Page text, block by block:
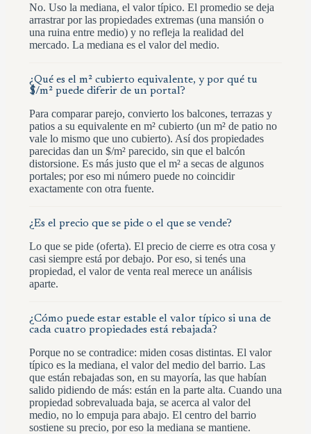
No. Uso la mediana, el valor típico. El promedio se deja
arrastrar por las propiedades extremas (una mansión o
una ruina entre medio) y no refleja la realidad del
mercado. La mediana es el valor del medio.
¿Qué es el m² cubierto equivalente, y por qué tu
$/m² puede diferir de un portal?
Para comparar parejo, convierto los balcones, terrazas y
patios a su equivalente en m² cubierto (un m² de patio no
vale lo mismo que uno cubierto). Así dos propiedades
parecidas dan un $/m² parecido, sin que el balcón
distorsione. Es más justo que el m² a secas de algunos
portales; por eso mi número puede no coincidir
exactamente con otra fuente.
¿Es el precio que se pide o el que se vende?
Lo que se pide (oferta). El precio de cierre es otra cosa y
casi siempre está por debajo. Por eso, si tenés una
propiedad, el valor de venta real merece un análisis
aparte.
¿Cómo puede estar estable el valor típico si una de
cada cuatro propiedades está rebajada?
Porque no se contradice: miden cosas distintas. El valor
típico es la mediana, el valor del medio del barrio. Las
que están rebajadas son, en su mayoría, las que habían
salido pidiendo de más: están en la parte alta. Cuando una
propiedad sobrevaluada baja, se acerca al valor del
medio, no lo empuja para abajo. El centro del barrio
sostiene su precio, por eso la mediana se mantiene.